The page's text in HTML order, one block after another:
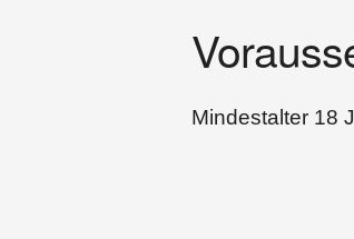
Mindestalter 18